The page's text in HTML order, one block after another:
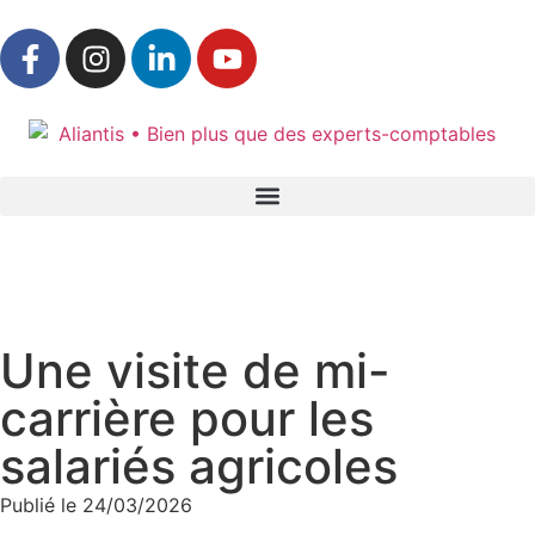
Une visite de mi-
carrière pour les
salariés agricoles
Publié le 24/03/2026